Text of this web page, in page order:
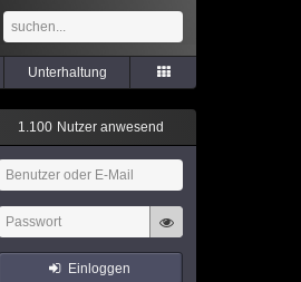
Unterhaltung
1.100 Nutzer anwesend
Einloggen